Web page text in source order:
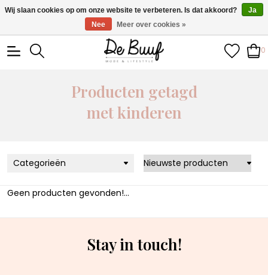
• Wekelijks nieuwe items • Gratis verzending >€100,- •
Verzonden binnen 1-3 werkdagen
0
Producten getagd
met kinderen
Categorieën
Geen producten gevonden!...
Stay in touch!
Wij slaan cookies op om onze website te verbeteren. Is dat akkoord?
Ja
Nee
Meer over cookies »